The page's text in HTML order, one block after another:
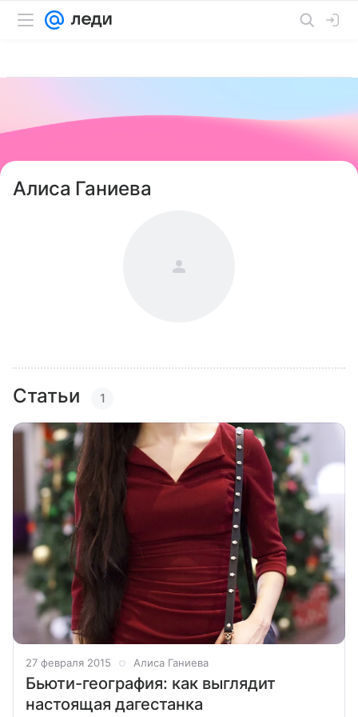
Алиса Ганиева
Статьи 1
27 февраля 2015 Алиса Ганиева
Бьюти-география: как выглядит
настоящая дагестанка